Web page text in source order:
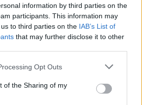
information by third parties on the
participants. This information may
to third parties on the IAB’s List of
that may further disclose it to other
Opt Outs
of the Sharing of my